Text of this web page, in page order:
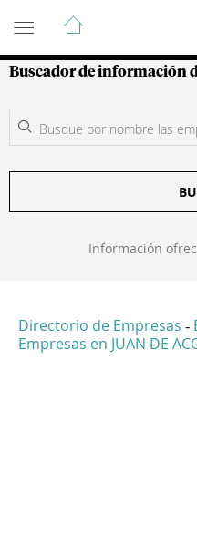
Guía de
Buscador de información
Información
Directorio de Empresas -
Empresas en JUAN DE